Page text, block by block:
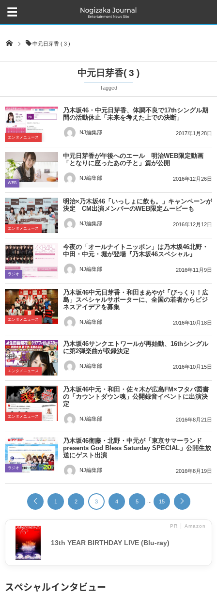
中元日芽香 ( 3 )
中元日芽香( 3 )
Tagged
エンタメニュース
乃木坂46・中元日芽香、体調不良で17thシングル期
間の活動休止「未来を考えた上での決断」
NJ編集部 2017年1月28日
WEB
中元日芽香が午後へのエール 明治WEB限定動画
「となりに座ったあの子と」篇が公開
NJ編集部 2016年12月26日
エンタメニュース
明治×乃木坂46「いっしょに飲も。」キャンペーンが
決定 CM出演メンバーのWEB限定ムービーも
NJ編集部 2016年12月12日
ラジオ
今夜の「オールナイトニッポン」は乃木坂46北野・
中田・中元・堀が登場『乃木坂46スペシャル』
NJ編集部 2016年11月9日
エンタメニュース
乃木坂46中元日芽香・和田まあやが「びっくり！広
島」スペシャルサポーターに、全国の若者からビジ
ネスアイデアを募集
NJ編集部 2016年10月18日
エンタメニュース
乃木坂46サンクエトワールが再始動、16thシングル
に第2弾楽曲が収録決定
NJ編集部 2016年10月15日
エンタメニュース
乃木坂46中元・和田・佐々木が広島FM×フタバ図書
の「カウントダウン魂」公開録音イベントに出演決
定
NJ編集部 2016年8月21日
ラジオ
乃木坂46衛藤・北野・中元が「東京サマーランド
presents God Bless Saturday SPECIAL」公開生放
送にゲスト出演
NJ編集部 2016年8月19日
1 2 3 4 5 15
PR │ Amazon
13th YEAR BIRTHDAY LIVE (Blu-ray)
スペシャルインタビュー